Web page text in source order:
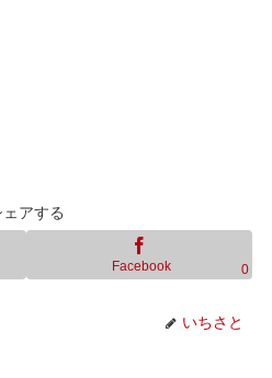
ェアする
Facebook 0
いちさと